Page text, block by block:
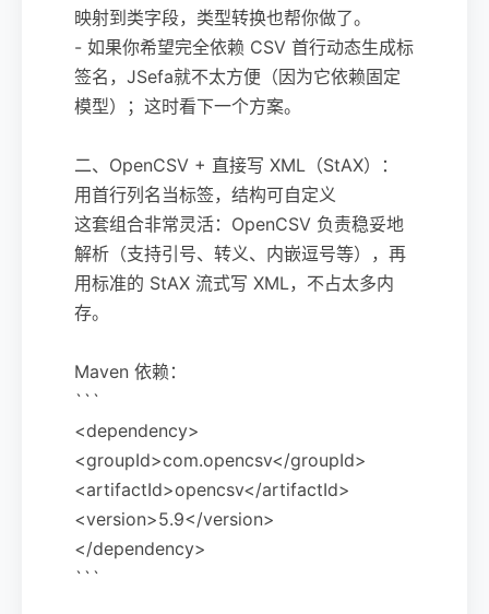
映射到类字段，类型转换也帮你做了。
- 如果你希望完全依赖 CSV 首行动态生成标
签名，JSefa就不太方便（因为它依赖固定
模型）；这时看下一个方案。
二、OpenCSV + 直接写 XML（StAX）：
用首行列名当标签，结构可自定义
这套组合非常灵活：OpenCSV 负责稳妥地
解析（支持引号、转义、内嵌逗号等），再
用标准的 StAX 流式写 XML，不占太多内
存。
Maven 依赖：
```
<dependency>
<groupId>com.opencsv</groupId>
<artifactId>opencsv</artifactId>
<version>5.9</version>
</dependency>
```